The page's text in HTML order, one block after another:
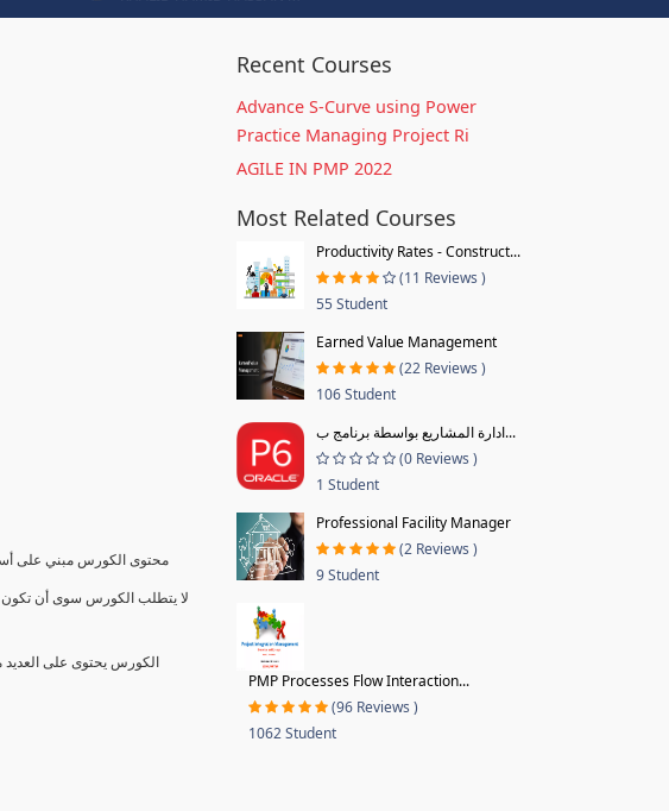
محتوى الكورس مبني على
لا يتطلب الكورس سوى أن تكون
الكورس يحتوى على العديد
Recent Courses
Advance S-Curve using Power
Practice Managing Project Ri
AGILE IN PMP 2022
Most Related Courses
Productivity Rates - Construct...
(11 Reviews )
55 Student
Earned Value Management
(22 Reviews )
106 Student
ادارة المشاريع بواسطة برنامج ب...
(0 Reviews )
1 Student
Professional Facility Manager
(2 Reviews )
9 Student
PMP Processes Flow Interaction...
(96 Reviews )
1062 Student